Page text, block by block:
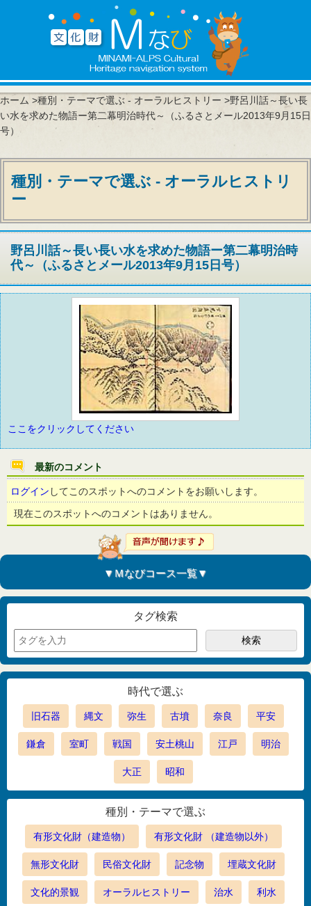
ホーム >種別・テーマで選ぶ - オーラルヒストリー >野呂川話～長い長
い水を求めた物語ー第二幕明治時代～（ふるさとメール2013年9月15日
号）
種別・テーマで選ぶ - オーラルヒストリ
ー
野呂川話～長い長い水を求めた物語ー第二幕明治時
代～（ふるさとメール2013年9月15日号）
ここをクリックしてください
最新のコメント
ログイン してこのスポットへのコメントをお願いします。
現在このスポットへのコメントはありません。
▼Ｍなびコース一覧▼
タグ検索
時代で選ぶ
旧石器 縄文 弥生 古墳 奈良 平安
鎌倉 室町 戦国 安土桃山 江戸 明治
大正 昭和
種別・テーマで選ぶ
有形文化財（建造物） 有形文化財 （建造物以外）
無形文化財 民俗文化財 記念物 埋蔵文化財
文化的景観 オーラルヒストリー 治水 利水